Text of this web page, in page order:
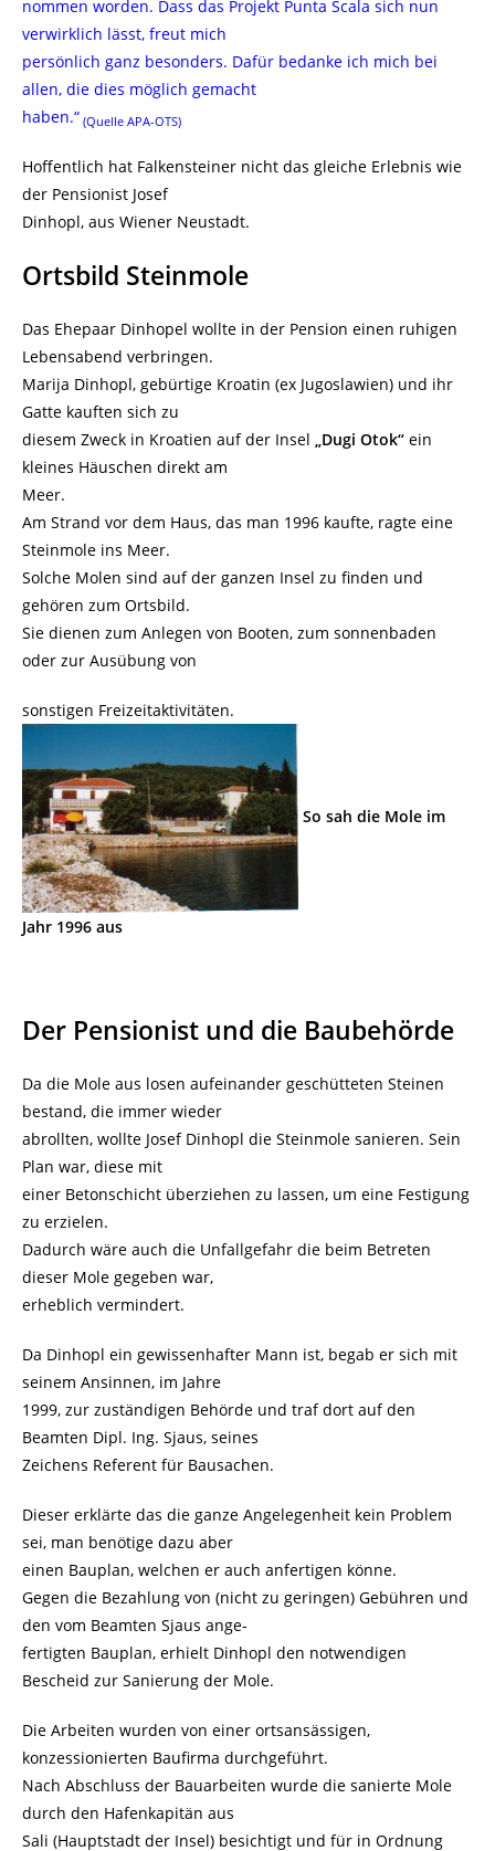
nommen worden. Dass das Projekt Punta Scala sich nun
verwirklich lässt, freut mich
persönlich ganz besonders. Dafür bedanke ich mich bei
allen, die dies möglich gemacht
haben.“ (Quelle APA-OTS)
Hoffentlich hat Falkensteiner nicht das gleiche Erlebnis wie
der Pensionist Josef
Dinhopl, aus Wiener Neustadt.
Ortsbild Steinmole
Das Ehepaar Dinhopel wollte in der Pension einen ruhigen
Lebensabend verbringen.
Marija Dinhopl, gebürtige Kroatin (ex Jugoslawien) und ihr
Gatte kauften sich zu
diesem Zweck in Kroatien auf der Insel „Dugi Otok“ ein
kleines Häuschen direkt am
Meer.
Am Strand vor dem Haus, das man 1996 kaufte, ragte eine
Steinmole ins Meer.
Solche Molen sind auf der ganzen Insel zu finden und
gehören zum Ortsbild.
Sie dienen zum Anlegen von Booten, zum sonnenbaden
oder zur Ausübung von
sonstigen Freizeitaktivitäten.
So sah die Mole im
Jahr 1996 aus
Der Pensionist und die Baubehörde
Da die Mole aus losen aufeinander geschütteten Steinen
bestand, die immer wieder
abrollten, wollte Josef Dinhopl die Steinmole sanieren. Sein
Plan war, diese mit
einer Betonschicht überziehen zu lassen, um eine Festigung
zu erzielen.
Dadurch wäre auch die Unfallgefahr die beim Betreten
dieser Mole gegeben war,
erheblich vermindert.
Da Dinhopl ein gewissenhafter Mann ist, begab er sich mit
seinem Ansinnen, im Jahre
1999, zur zuständigen Behörde und traf dort auf den
Beamten Dipl. Ing. Sjaus, seines
Zeichens Referent für Bausachen.
Dieser erklärte das die ganze Angelegenheit kein Problem
sei, man benötige dazu aber
einen Bauplan, welchen er auch anfertigen könne.
Gegen die Bezahlung von (nicht zu geringen) Gebühren und
den vom Beamten Sjaus ange-
fertigten Bauplan, erhielt Dinhopl den notwendigen
Bescheid zur Sanierung der Mole.
Die Arbeiten wurden von einer ortsansässigen,
konzessionierten Baufirma durchgeführt.
Nach Abschluss der Bauarbeiten wurde die sanierte Mole
durch den Hafenkapitän aus
Sali (Hauptstadt der Insel) besichtigt und für in Ordnung